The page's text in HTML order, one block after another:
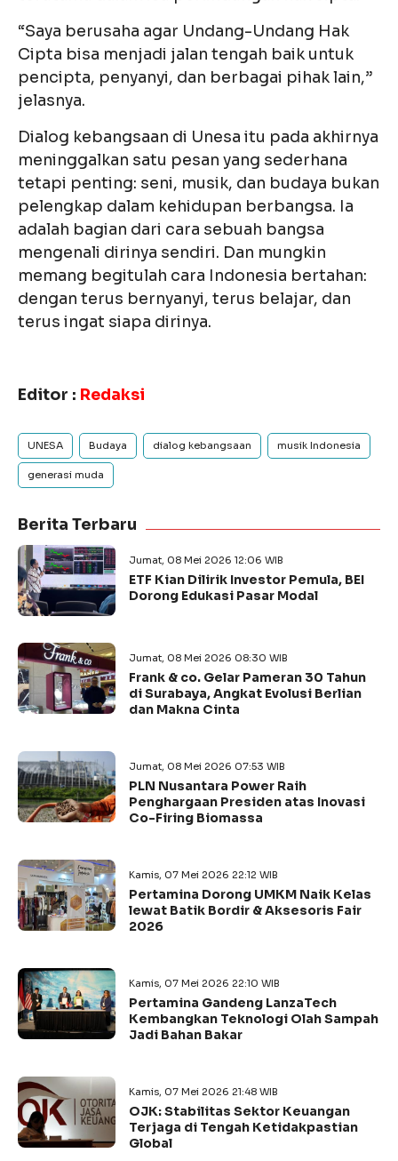
“Saya berusaha agar Undang-Undang Hak
Cipta bisa menjadi jalan tengah baik untuk
pencipta, penyanyi, dan berbagai pihak lain,”
jelasnya.
Dialog kebangsaan di Unesa itu pada akhirnya
meninggalkan satu pesan yang sederhana
tetapi penting: seni, musik, dan budaya bukan
pelengkap dalam kehidupan berbangsa. Ia
adalah bagian dari cara sebuah bangsa
mengenali dirinya sendiri. Dan mungkin
memang begitulah cara Indonesia bertahan:
dengan terus bernyanyi, terus belajar, dan
terus ingat siapa dirinya.
Editor : Redaksi
UNESA Budaya dialog kebangsaan musik Indonesia
generasi muda
Berita Terbaru
Jumat, 08 Mei 2026 12:06 WIB
ETF Kian Dilirik Investor Pemula, BEI
Dorong Edukasi Pasar Modal
Jumat, 08 Mei 2026 08:30 WIB
Frank & co. Gelar Pameran 30 Tahun
di Surabaya, Angkat Evolusi Berlian
dan Makna Cinta
Jumat, 08 Mei 2026 07:53 WIB
PLN Nusantara Power Raih
Penghargaan Presiden atas Inovasi
Co-Firing Biomassa
Kamis, 07 Mei 2026 22:12 WIB
Pertamina Dorong UMKM Naik Kelas
lewat Batik Bordir & Aksesoris Fair
2026
Kamis, 07 Mei 2026 22:10 WIB
Pertamina Gandeng LanzaTech
Kembangkan Teknologi Olah Sampah
Jadi Bahan Bakar
Kamis, 07 Mei 2026 21:48 WIB
OJK: Stabilitas Sektor Keuangan
Terjaga di Tengah Ketidakpastian
Global